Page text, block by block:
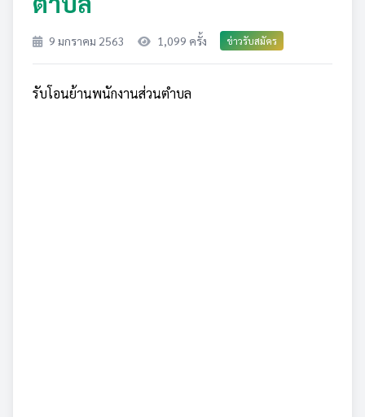
9 มกราคม 2563 1,099 ครั้ง ข่าวรับสมัคร
รับโอนย้านพนักงานส่วนตำบล